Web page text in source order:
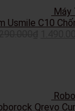
Máy
Usmile C10
Qrevo